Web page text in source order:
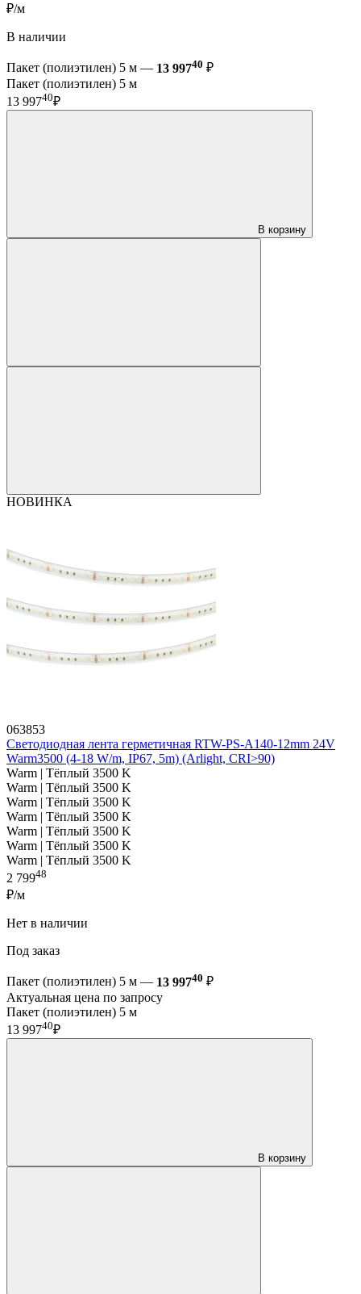
₽/м
В наличии
Пакет (полиэтилен) 5 м — 13 99740 ₽
Пакет (полиэтилен) 5 м
13 99740₽
В корзину
НОВИНКА
063853
Светодиодная лента герметичная RTW-PS-A140-12mm 24V
Warm3500 (4-18 W/m, IP67, 5m) (Arlight, CRI>90)
Warm | Тёплый 3500 K
Warm | Тёплый 3500 K
Warm | Тёплый 3500 K
Warm | Тёплый 3500 K
Warm | Тёплый 3500 K
Warm | Тёплый 3500 K
Warm | Тёплый 3500 K
2 79948
₽/м
Нет в наличии
Под заказ
Пакет (полиэтилен) 5 м — 13 99740 ₽
Актуальная цена по запросу
Пакет (полиэтилен) 5 м
13 99740₽
В корзину